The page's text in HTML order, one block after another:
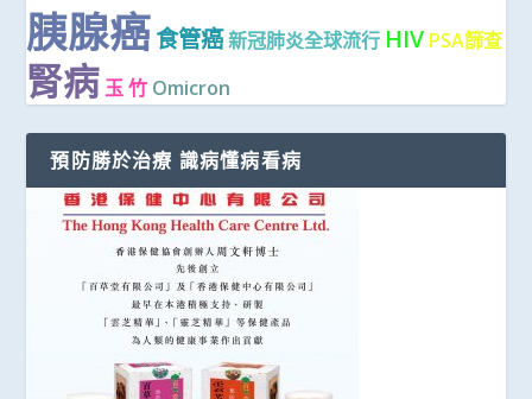
胰腺癌食管癌新冠肺炎全球流行 HIV PSA篩查
腎病 玉 竹 Omicron
預防勝於治療 識病懂病看病